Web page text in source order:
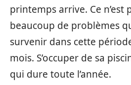
printemps arrive. Ce n’est
beaucoup de problèmes
survenir dans cette
mois. S’occuper de sa
qui dure toute l’année.